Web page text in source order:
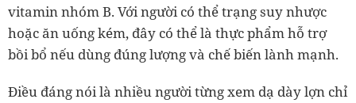
vitamin nhóm B. Với người có thể trạng suy nhược
hoặc ăn uống kém, đây có thể là thực phẩm hỗ trợ
bồi bổ nếu dùng đúng lượng và chế biến lành mạnh.
Điều đáng nói là nhiều người từng xem dạ dày lợn chỉ